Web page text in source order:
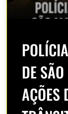
DE
AÇÕES